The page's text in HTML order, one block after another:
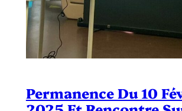
Permanence Du 10